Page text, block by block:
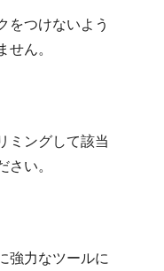
をつけないよう
ん。
ミングして該当
い。
強力なツールに